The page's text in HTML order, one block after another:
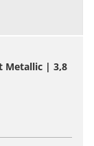
Metallic | 3,8